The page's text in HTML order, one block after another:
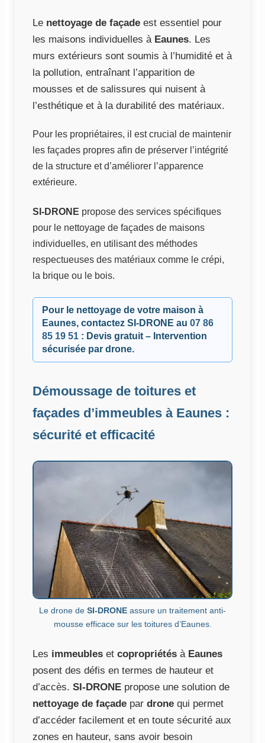
Le nettoyage de façadeest essentiel pour
les maisons individuelles à Eaunes. Les
murs extérieurs sont soumis à l’humidité et à
la pollution, entraînant l’apparition de
mousses et de salissures qui nuisent à
l’esthétique et à la durabilité des matériaux.
Pour les propriétaires, il est crucial de maintenir
les façades propres afin de préserver l’intégrité
de la structure et d’améliorer l’apparence
extérieure.
SI-DRONE propose des services spécifiques
pour le nettoyage de façades de maisons
individuelles, en utilisant des méthodes
respectueuses des matériaux comme le crépi,
la brique ou le bois.
Pour le nettoyage de votre maison à
Eaunes, contactez SI-DRONE au 07 86
85 19 51: Devis gratuit – Intervention
sécurisée par drone.
Démoussage de toitures et
façades d’immeubles à Eaunes :
sécurité et efficacité
Le drone de SI-DRONE assure un traitement anti-
mousse efficace sur les toitures d’Eaunes.
Les immeubleset copropriétésà Eaunes
posent des défis en termes de hauteur et
d’accès. SI-DRONEpropose une solution de
nettoyage de façadepar dronequi permet
d’accéder facilement et en toute sécurité aux
zones en hauteur, sans avoir besoin